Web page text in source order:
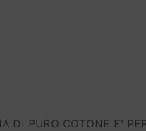
DI PURO COTONE E’